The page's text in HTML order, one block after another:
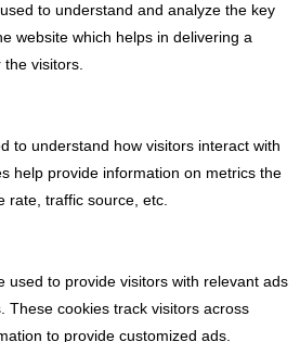
to understand and analyze the key
website which helps in delivering a
the visitors.
to understand how visitors interact with
help provide information on metrics the
rate, traffic source, etc.
used to provide visitors with relevant ads
These cookies track visitors across
to provide customized ads.